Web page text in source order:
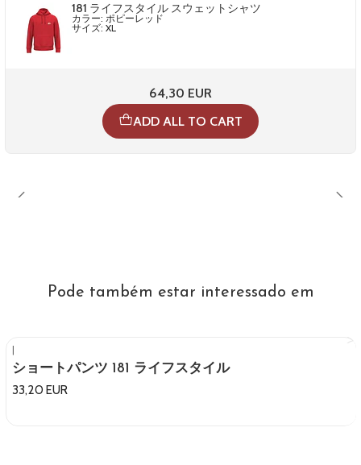
181 ライフスタイル スウェットシャツ
カラー: ポピーレッド
サイズ: XL
64,30 EUR
ADD ALL TO CART
Pode também estar interessado em
|
ショートパンツ 181 ライフスタイル
33,20 EUR